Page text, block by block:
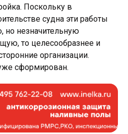
Поскольку в
судна эти работы
но незначительную
то целесообразнее и
организации.
сформирован.